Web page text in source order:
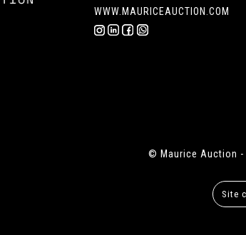
WWW.MAURICEAUCTION.COM
© Maurice Auction -
Site